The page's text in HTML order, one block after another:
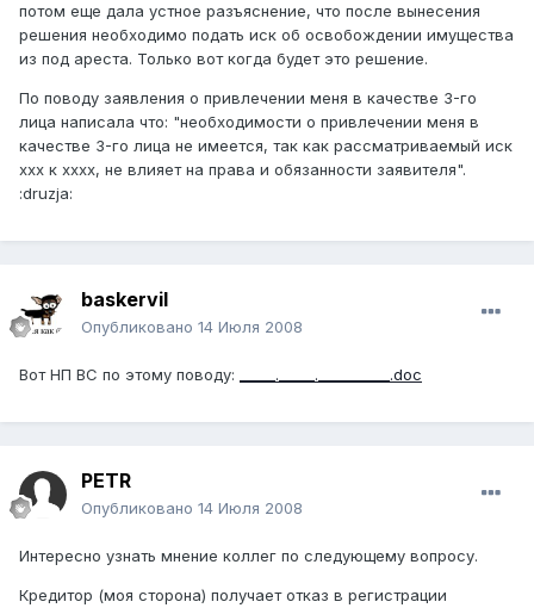
потом еще дала устное разъяснение, что после вынесения
решения необходимо подать иск об освобождении имущества
из под ареста. Только вот когда будет это решение.
По поводу заявления о привлечении меня в качестве 3-го
лица написала что: "необходимости о привлечении меня в
качестве 3-го лица не имеется, так как рассматриваемый иск
ххх к хххх, не влияет на права и обязанности заявителя".
:druzja:
baskervil
Опубликовано 14 Июля 2008
Вот НП ВС по этому поводу: _____._____.__________.doc
PETR
Опубликовано 14 Июля 2008
Интересно узнать мнение коллег по следующему вопросу.
Кредитор (моя сторона) получает отказ в регистрации